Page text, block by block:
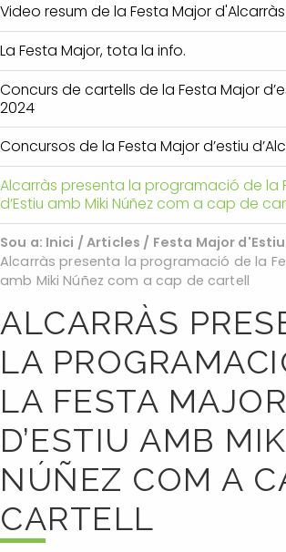
Video resum de la Festa Major
La Festa Major, tota la info.
Concurs de cartells de la Festa Major
2024
Concursos de la Festa Major d’estiu
Alcarràs presenta la programació de la
d’Estiu amb Miki Núñez com a cap de
Sou a: Inici /Articles / Festa Major
Alcarràs presenta la programació de la
amb Miki Núñez com a cap de cartell
ALCARRÀS
LA
LA FESTA MAJOR
D’ESTIU AMB
NÚÑEZ COM A
CARTELL